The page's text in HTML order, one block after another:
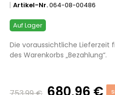
Artikel-Nr.064-08-00486
Auf Lager
Die voraussichtliche Lieferzeit
des Warenkorbs „Bezahlung“.